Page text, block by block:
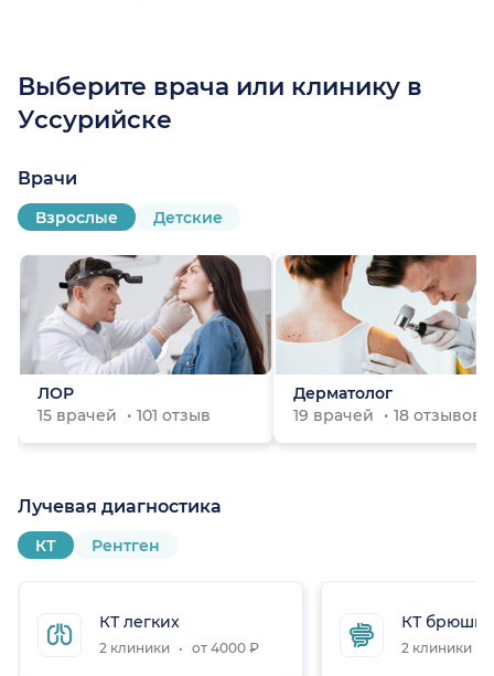
Выберите врача или клинику в
Уссурийске
Врачи
Взрослые Детские
ЛОР
15 врачей
101 отзыв
Дерматолог
19 врачей
18 отзывов
Лучевая диагностика
КТ Рентген
КТ легких
2 клиники от 4000 ₽
КТ
2 клиники